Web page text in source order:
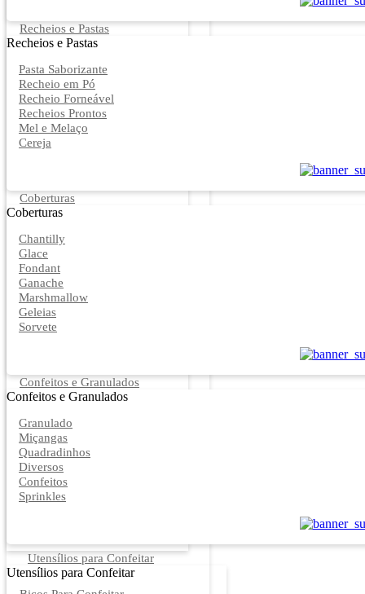
Recheios e Pastas
Recheios e Pastas
Pasta Saborizante
Recheio em Pó
Recheio Forneável
Recheios Prontos
Mel e Melaço
Cereja
Coberturas
Coberturas
Chantilly
Glace
Fondant
Ganache
Marshmallow
Geleias
Sorvete
Confeitos e Granulados
Confeitos e Granulados
Granulado
Miçangas
Quadradinhos
Diversos
Confeitos
Sprinkles
Utensílios para Confeitar
Utensílios para Confeitar